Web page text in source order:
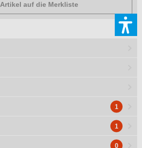
Artikel auf die Merkliste
1
1
0